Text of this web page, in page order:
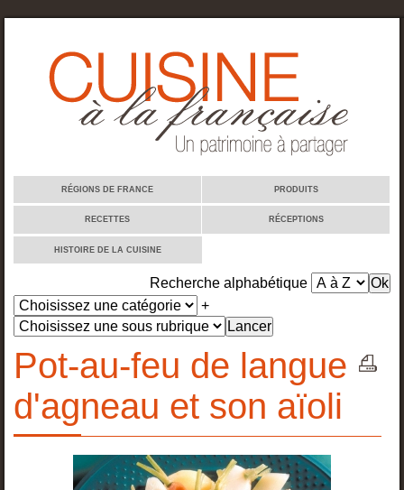
RÉGIONS DE FRANCE PRODUITS
RECETTES RÉCEPTIONS
HISTOIRE DE LA CUISINE
Recherche alphabétique
+
Pot-au-feu de langue
d'agneau et son aïoli